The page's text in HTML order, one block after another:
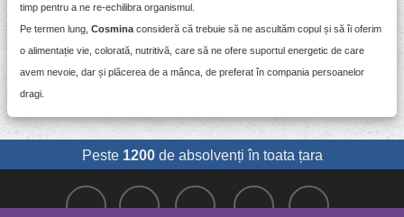
timp pentru a ne re-echilibra organismul.
Pe termen lung, Cosmina consideră că trebuie să ne ascultăm copul și să îi oferim
o alimentație vie, colorată, nutritivă, care să ne ofere suportul energetic de care
avem nevoie, dar și plăcerea de a mânca, de preferat în compania persoanelor
dragi.
Peste 1200de absolvenți în toata țara